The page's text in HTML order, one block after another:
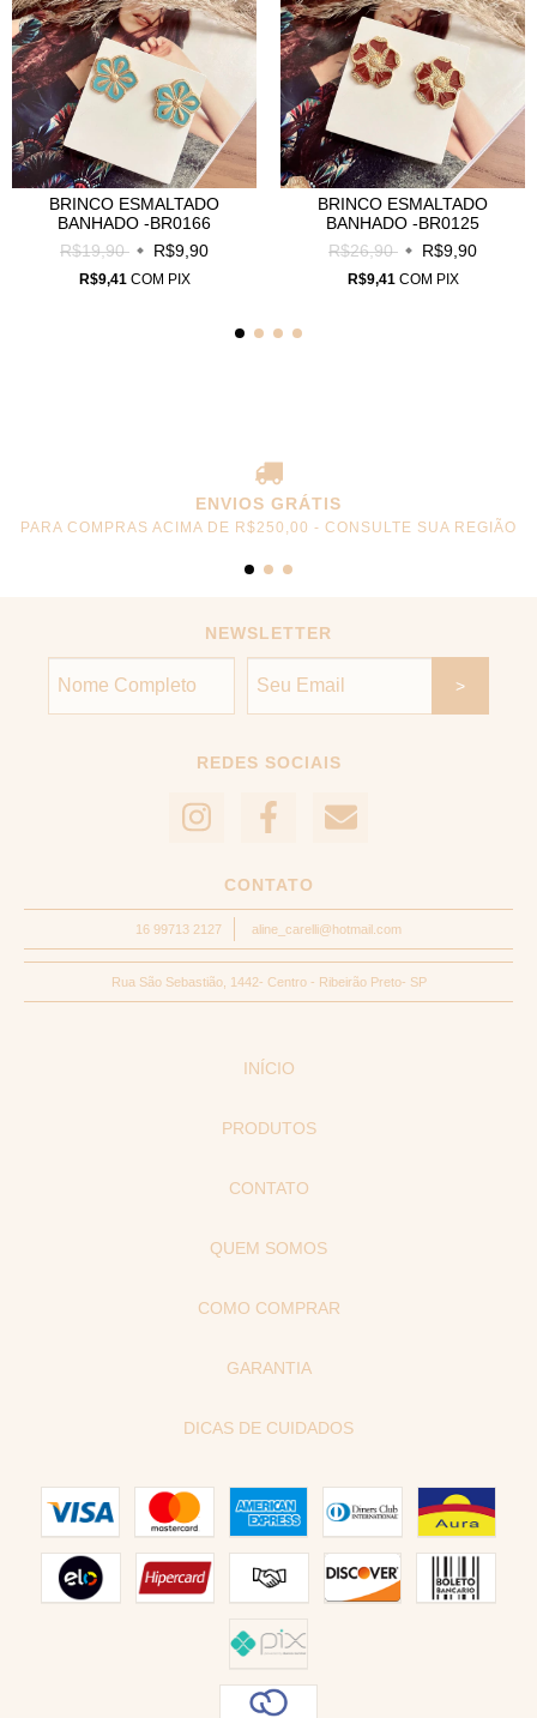
BRINCO ESMALTADO
BANHADO -BR0166
R$19,90
R$9,90
R$9,41 COM PIX
BRINCO ESMALTADO
BANHADO -BR0125
R$26,90
R$9,90
R$9,41 COM PIX
ENVIOS GRÁTIS
PARA COMPRAS ACIMA DE R$250,00 - CONSULTE SUA REGIÃO
NEWSLETTER
REDES SOCIAIS
CONTATO
16 99713 2127 aline_carelli@hotmail.com
Rua São Sebastião, 1442- Centro - Ribeirão Preto- SP
INÍCIO
PRODUTOS
CONTATO
QUEM SOMOS
COMO COMPRAR
GARANTIA
DICAS DE CUIDADOS